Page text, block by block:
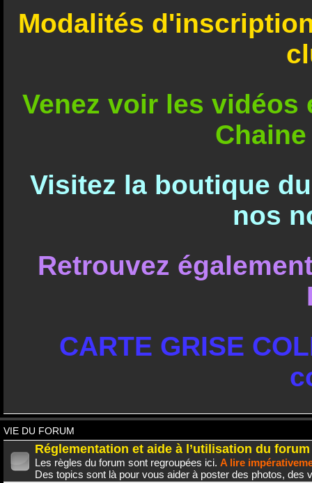
Modalités
Venez voir les
Visitez la boutique
nos
Retrouvez
CARTE GRISE
VIE DU FORUM
Réglementation et aide à l’utilisation du forum
Les règles du forum sont regroupées ici. A lire
Des topics sont là pour vous aider à poster des photos, des